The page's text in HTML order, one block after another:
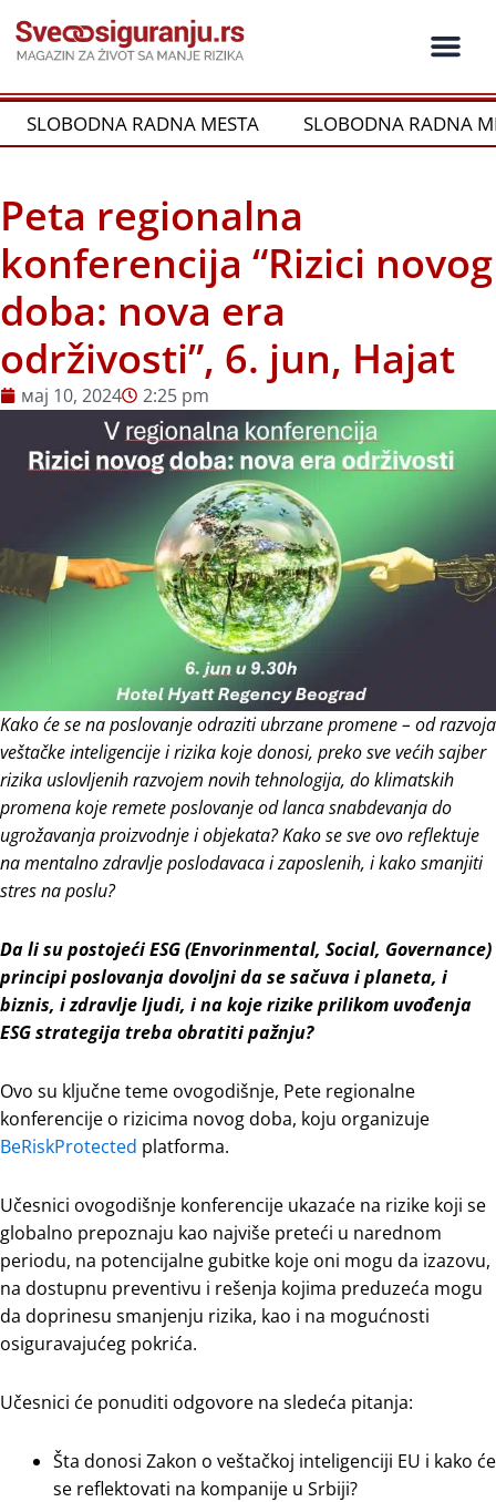
на
садржај
RADNA MESTA SLOBODNA RADNA MESTA
Peta regionalna
konferencija “Rizici novog
doba: nova era
održivosti”, 6. jun, Hajat
мај 10, 2024 2:25 pm
Kako će se na poslovanje odraziti ubrzane promene – od razvoja
veštačke inteligencije i rizika koje donosi, preko sve većih sajber
rizika uslovljenih razvojem novih tehnologija, do klimatskih
promena koje remete poslovanje od lanca snabdevanja do
ugrožavanja proizvodnje i objekata? Kako se sve ovo reflektuje
na mentalno zdravlje poslodavaca i zaposlenih, i kako smanjiti
stres na poslu?
Da li su postojeći ESG (Envorinmental, Social, Governance)
principi poslovanja dovoljni da se sačuva i planeta, i
biznis, i zdravlje ljudi, i na koje rizike prilikom uvođenja
ESG strategija treba obratiti pažnju?
Ovo su ključne teme ovogodišnje, Pete regionalne
konferencije o rizicima novog doba, koju organizuje
BeRiskProtected platforma.
Učesnici ovogodišnje konferencije ukazaće na rizike koji se
globalno prepoznaju kao najviše preteći u narednom
periodu, na potencijalne gubitke koje oni mogu da izazovu,
na dostupnu preventivu i rešenja kojima preduzeća mogu
da doprinesu smanjenju rizika, kao i na mogućnosti
osiguravajućeg pokrića.
Učesnici će ponuditi odgovore na sledeća pitanja:
Šta donosi Zakon o veštačkoj inteligenciji EU i kako će
se reflektovati na kompanije u Srbiji?